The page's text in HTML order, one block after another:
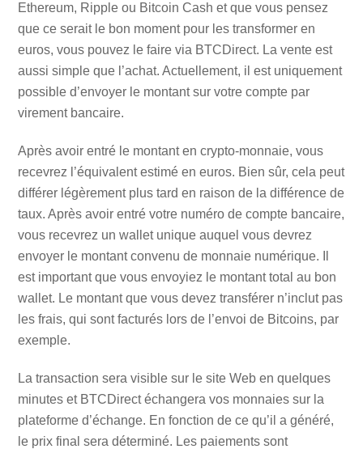
Ethereum, Ripple ou Bitcoin Cash et que vous pensez
que ce serait le bon moment pour les transformer en
euros, vous pouvez le faire via BTCDirect. La vente est
aussi simple que l’achat. Actuellement, il est uniquement
possible d’envoyer le montant sur votre compte par
virement bancaire.
Après avoir entré le montant en crypto-monnaie, vous
recevrez l’équivalent estimé en euros. Bien sûr, cela peut
différer légèrement plus tard en raison de la différence de
taux. Après avoir entré votre numéro de compte bancaire,
vous recevrez un wallet unique auquel vous devrez
envoyer le montant convenu de monnaie numérique. Il
est important que vous envoyiez le montant total au bon
wallet. Le montant que vous devez transférer n’inclut pas
les frais, qui sont facturés lors de l’envoi de Bitcoins, par
exemple.
La transaction sera visible sur le site Web en quelques
minutes et BTCDirect échangera vos monnaies sur la
plateforme d’échange. En fonction de ce qu’il a généré,
le prix final sera déterminé. Les paiements sont